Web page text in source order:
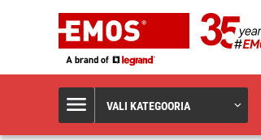
VALI KATEGOORIA